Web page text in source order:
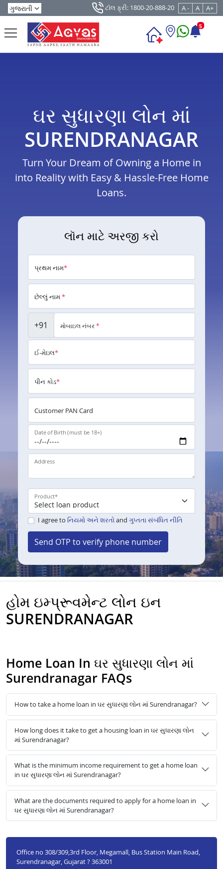
ટૉલ ફ્રી: 1800-20-888-20 A - A A+
5
ઘર સુધારણા લોન માં
SURENDRANAGAR
Turn Your Dream of Owning a Home in
into Reality with Easy & Hassle-Free Home
Loans.
લૉન માટે અરજી કરો
પ્રથમ નામ*
છેલ્લું નામ*
+91 મોબાઇલ નંબર*
ઈ-મેઇલ*
પીન કોડ*
Customer PAN Card
Date of Birth (must be 18+)
Address
Product*
I agree to નિયમો અને શરતોand ગુપ્તતા સંબંધિત નીતિ
Send OTP to verify phone number
હોમ ઇમ્પ્રૂવમેન્ટ લોન ઇન
SURENDRANAGAR
Home Loan In ઘર સુધારણા લોન માં
Surendranagar FAQs
How to take a home loan in ઘર સુધારણા લોન માં Surendranagar?
How long does it take to get a housing loan in ઘર સુધારણા લોન
માં Surendranagar?
What is the minimum income requirement to get a home loan
in ઘર સુધારણા લોન માં Surendranagar?
What are the documents required to apply for a home loan in
ઘર સુધારણા લોન માં Surendranagar?
Office no 308/309,3rd Floor, Megamall, Bus Station Main Road,
Surendranagar, Gujarat ? 363001